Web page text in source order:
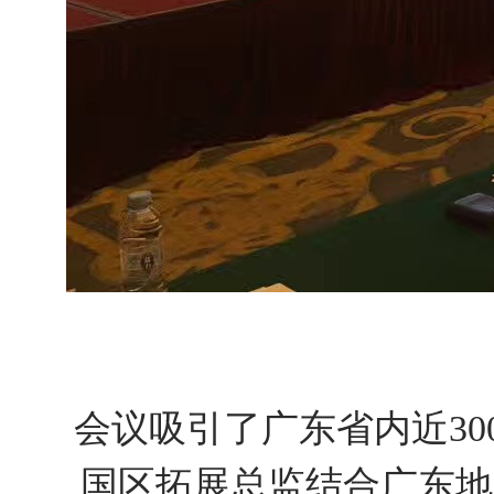
会议吸引了广东省内近
国区拓展总监结合广东